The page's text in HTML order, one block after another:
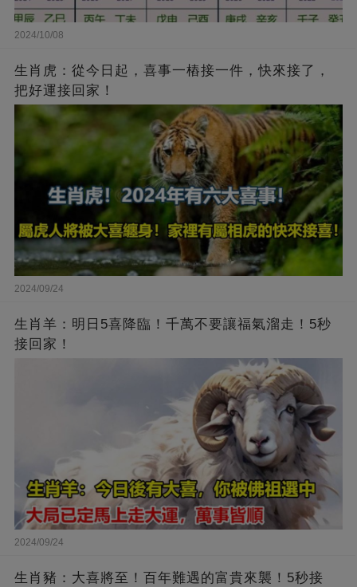
2024/10/08
生肖虎：從今日起，喜事一樁接一件，快來接了，
把好運接回家！
2024/09/24
生肖羊：明日5喜降臨！千萬不要讓福氣溜走！5秒
接回家！
2024/09/24
生肖豬：大喜將至！百年難遇的富貴來襲！5秒接